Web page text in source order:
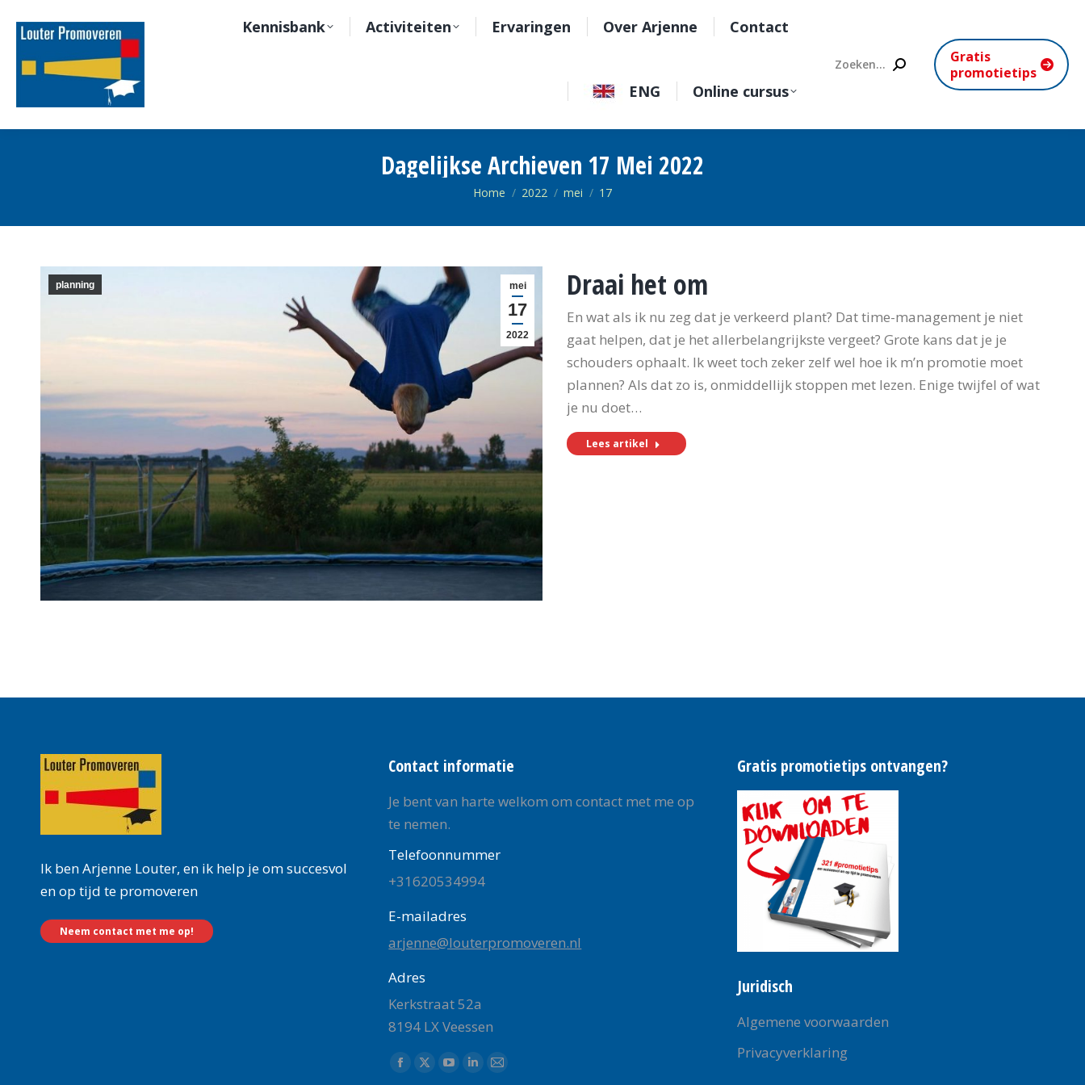
Kennisbank Activiteiten Ervaringen Over Arjenne Contact
ENG Online cursus
Search:
Gratis
promotietips
Dagelijkse Archieven 17 Mei 2022
Je bent hier:
Home 2022 mei 17
mei
17
2022
planning Draai het om
En wat als ik nu zeg dat je verkeerd plant? Dat time-management je niet
gaat helpen, dat je het allerbelangrijkste vergeet? Grote kans dat je je
schouders ophaalt. Ik weet toch zeker zelf wel hoe ik m’n promotie moet
plannen? Als dat zo is, onmiddellijk stoppen met lezen. Enige twijfel of wat
je nu doet…
Lees artikel
Ik ben Arjenne Louter, en ik help je om succesvol
en op tijd te promoveren
Neem contact met me op!
Contact informatie
Je bent van harte welkom om contact met me op
te nemen.
Telefoonnummer
+31620534994
E-mailadres
arjenne@louterpromoveren.nl
Adres
Kerkstraat 52a
8194 LX Veessen
Vind ons op:
Facebook
X
YouTube
Linkedin
Mail
Gratis promotietips ontvangen?
Juridisch
Algemene voorwaarden
Privacyverklaring